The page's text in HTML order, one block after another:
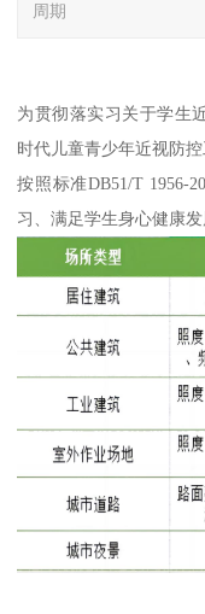
周期
为贯彻落实习关于学生
时代儿童青少年近视防控
按照标准DB51/T 1956-
习、满足学生身心健康